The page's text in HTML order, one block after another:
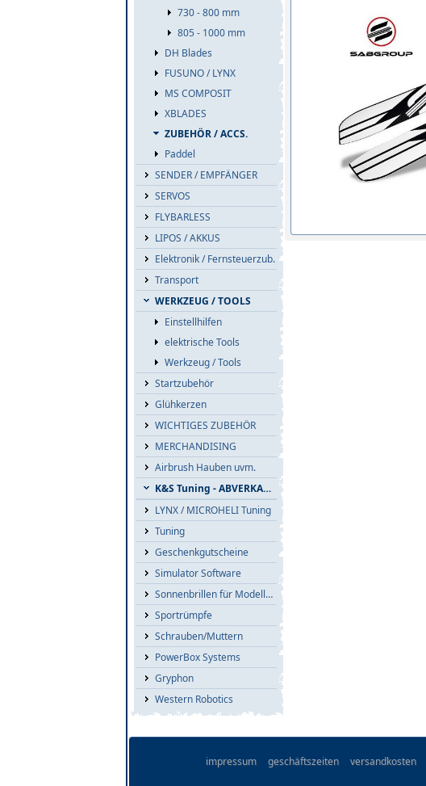
730 - 800 mm
805 - 1000 mm
DH Blades
FUSUNO / LYNX
MS COMPOSIT
XBLADES
ZUBEHÖR / ACCS.
Paddel
SENDER / EMPFÄNGER
SERVOS
FLYBARLESS
LIPOS / AKKUS
Elektronik / Fernsteuerzub.
Transport
WERKZEUG / TOOLS
Einstellhilfen
elektrische Tools
Werkzeug / Tools
Startzubehör
Glühkerzen
WICHTIGES ZUBEHÖR
MERCHANDISING
Airbrush Hauben uvm.
K&S Tuning - ABVERKAUF
LYNX / MICROHELI Tuning
Tuning
Geschenkgutscheine
Simulator Software
Sonnenbrillen für Modellflieger
Sportrümpfe
Schrauben/Muttern
PowerBox Systems
Gryphon
Western Robotics
impressum geschäftszeiten versandkosten